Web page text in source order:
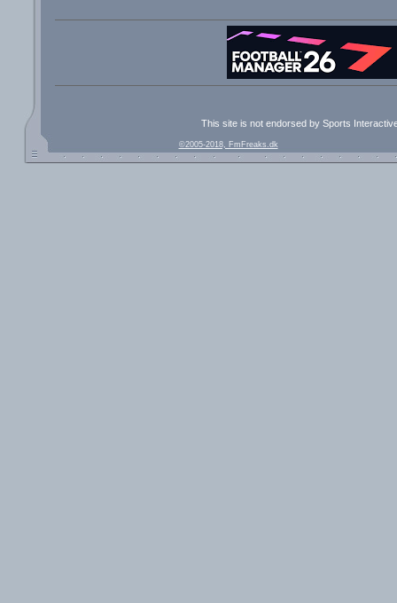
This site is not endorsed by Sports
©2005-2018, FmFreaks.dk